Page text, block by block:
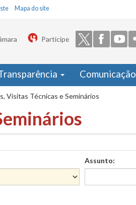
Mapa do site
Participe
Comunicação
Visitas Técnicas e Seminários
Assunto: